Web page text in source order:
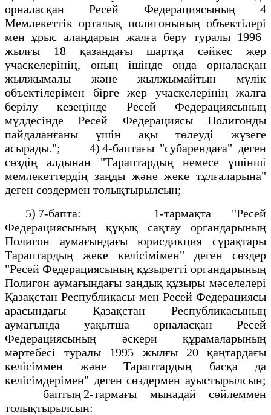
орналасқан Ресей Федерациясының 4
Мемлекеттік орталық полигонының объектілері
мен ұрыс алаңдарын жалға беру туралы 1996
жылғы 18 қазандағы шартқа сәйкес жер
учаскелерінің, оның ішінде онда орналасқан
жылжымалы және жылжымайтын мүлік
объектілерімен бірге жер учаскелерінің жалға
берілу кезеңінде Ресей Федерациясының
мүддесінде Ресей Федерациясы Полигонды
пайдаланғаны үшін ақы төлеуді жүзеге
асырады."; 4) 4-баптағы "субарендаға" деген
сөздің алдынан "Тараптардың немесе үшінші
мемлекеттердің заңды және жеке тұлғаларына"
деген сөздермен толықтырылсын;
5) 7-бапта: 1-тармақта "Ресей
Федерациясының құқық сақтау органдарының
Полигон аумағындағы юрисдикция сұрақтары
Тараптардың жеке келісімімен" деген сөздер
"Ресей Федерациясының құзыретті органдарының
Полигон аумағындағы заңдық құзыры мәселелері
Қазақстан Республикасы мен Ресей Федерациясы
арасындағы Қазақстан Республикасының
аумағында уақытша орналасқан Ресей
Федерациясының әскери құрамаларының
мәртебесі туралы 1995 жылғы 20 қаңтардағы
келісіммен және Тараптардың басқа да
келісімдерімен" деген сөздермен ауыстырылсын;
баптың 2-тармағы мынадай сөйлеммен
толықтырылсын: